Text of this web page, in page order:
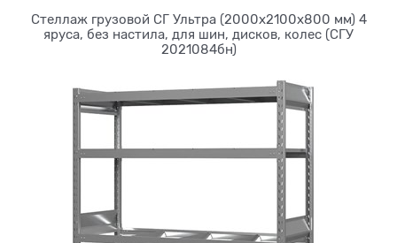
Стеллаж грузовой СГ Ультра (2000х2100х800 мм) 4
яруса, без настила, для шин, дисков, колес (СГУ
2021084бн)